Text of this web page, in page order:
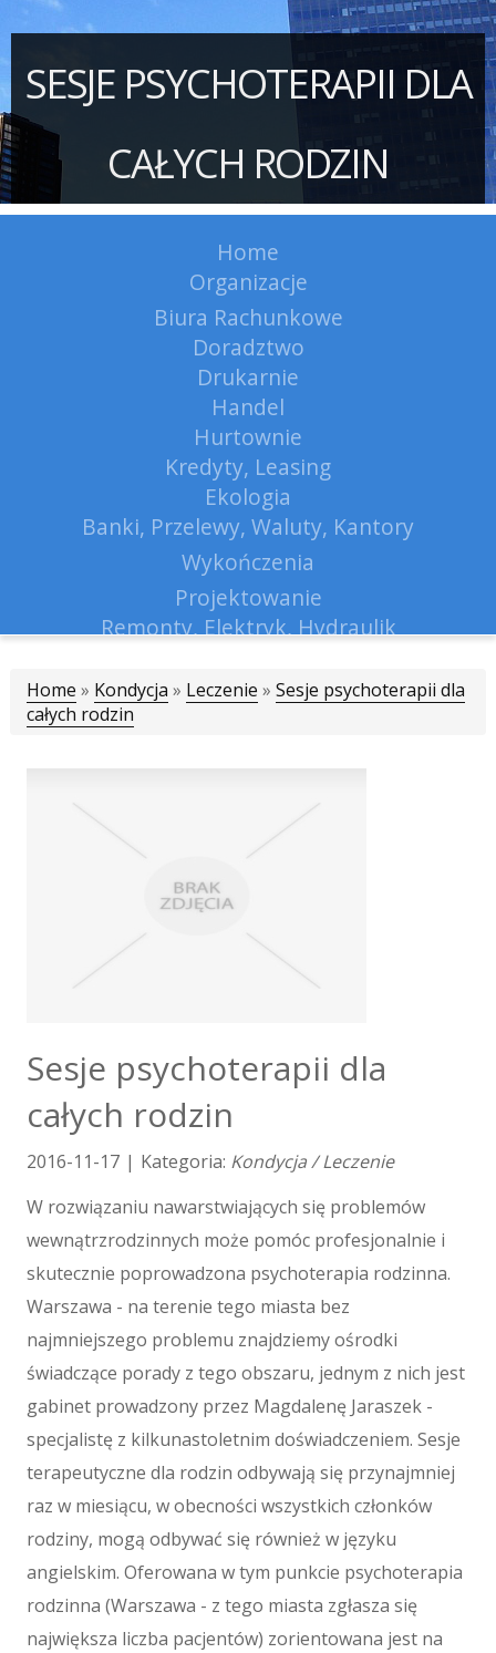
SESJE PSYCHOTERAPII DLA
CAŁYCH RODZIN
Home
Organizacje
Biura Rachunkowe
Doradztwo
Drukarnie
Handel
Hurtownie
Kredyty, Leasing
Ekologia
Banki, Przelewy, Waluty, Kantory
Wykończenia
Projektowanie
Remonty, Elektryk, Hydraulik
Lokum
Domy, Mieszkania
Nauczanie
Placówki Edukacyjne
Kursy Językowe
Konferencje, Sale Szkoleniowe
Kursy i Szkolenia
Biżuteria
Dla Dzieci
Wyposażenie Wnętrz
Wyposażenie Łazienki
Odzież
Sport
Elektronika, RTV, AGD
Art. Dla Zwierząt
Ogród, Rośliny
Chemia
Art. Spożywcze
Materiały Eksploatacyjne
Inne Sklepy
Maszyny
Maszyny
Narzędzia
Przemysł Metalowy
Spedycja
Home » Kondycja » Leczenie » Sesje psychoterapii dla
całych rodzin
Sesje psychoterapii dla
całych rodzin
2016-11-17 | Kategoria: Kondycja / Leczenie
W rozwiązaniu nawarstwiających się problemów
wewnątrzrodzinnych może pomóc profesjonalnie i
skutecznie poprowadzona psychoterapia rodzinna.
Warszawa - na terenie tego miasta bez
najmniejszego problemu znajdziemy ośrodki
świadczące porady z tego obszaru, jednym z nich jest
gabinet prowadzony przez Magdalenę Jaraszek -
specjalistę z kilkunastoletnim doświadczeniem. Sesje
terapeutyczne dla rodzin odbywają się przynajmniej
raz w miesiącu, w obecności wszystkich członków
rodziny, mogą odbywać się również w języku
angielskim. Oferowana w tym punkcie psychoterapia
rodzinna (Warszawa - z tego miasta zgłasza się
największa liczba pacjentów) zorientowana jest na